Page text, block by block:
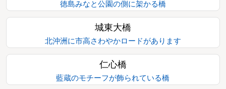
徳島みなと公園の側に架かる橋
城東大橋
北沖洲に市高さわやかロードがあります
仁心橋
藍蔵のモチーフが飾られている橋